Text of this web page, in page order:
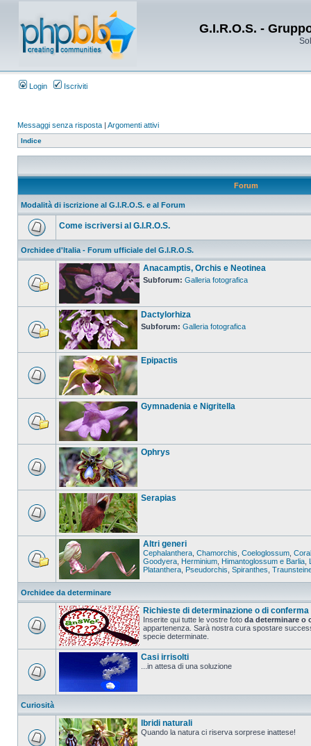
G.I.R.O.S. -
Login Iscriviti
Messaggi senza risposta | Argomenti attivi
Indice
Forum
Modalità di iscrizione al G.I.R.O.S. e al Forum
Come iscriversi al G.I.R.O.S.
Orchidee d'Italia - Forum ufficiale del G.I.R.O.S.
Anacamptis, Orchis e Neotinea
Subforum: Galleria fotografica
Dactylorhiza
Subforum: Galleria fotografica
Epipactis
Gymnadenia e Nigritella
Ophrys
Serapias
Altri generi
Cephalanthera Chamorchis Coeloglossum
Goodyera Herminium Himantoglossum e Barlia
Platanthera Pseudorchis Spiranthes
Orchidee da determinare
Richieste di determinazione o di conferma
Inserite qui tutte le vostre foto da determinare o
appartenenza. Sarà nostra cura spostare
specie determinate.
Casi irrisolti
...in attesa di una soluzione
Curiosità
Ibridi naturali
Quando la natura ci riserva sorprese inattese!